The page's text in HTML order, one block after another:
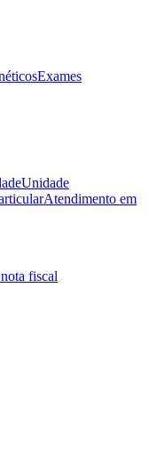
Exames
Unidade
Atendimento em
fiscal